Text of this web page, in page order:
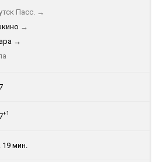
Пасс. →
→
→
+1
19 мин.